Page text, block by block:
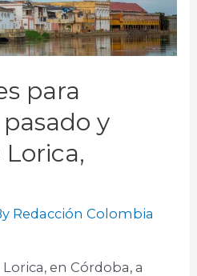
para
y
Redacción Colombia
en Córdoba, a